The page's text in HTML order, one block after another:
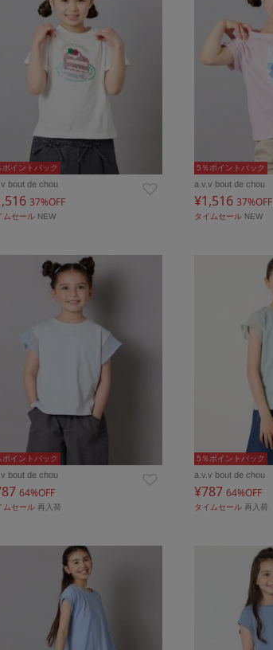
ポイントバック
bout de chou
37%OFF
ムセール NEW
5％ポイントバック
a.v.v bout de chou
¥1,516 37%OFF
タイムセール NEW
ポイントバック
bout de chou
64%OFF
ムセール 再入荷
5％ポイントバック
a.v.v bout de chou
¥787 64%OFF
タイムセール 再入荷